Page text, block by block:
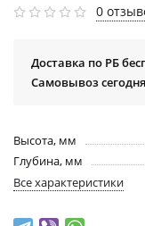
0
Доставка по РБ
Самовывоз
Высота, мм
Глубина, мм
Все характеристики